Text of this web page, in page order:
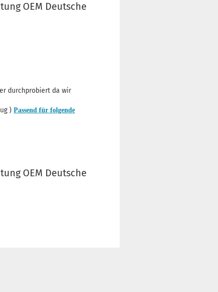
OEM Deutsche
durchprobiert da wir
) Passend für folgende
OEM Deutsche